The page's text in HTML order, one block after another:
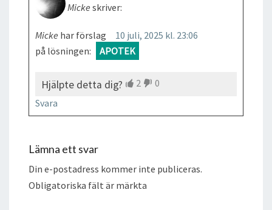
Micke skriver:
10 juli, 2025 kl. 23:06
Micke har förslag
på lösningen:
APOTEK
Hjälpte detta dig? 2
0
Svara
Lämna ett svar
Din e-postadress kommer inte publiceras.
Obligatoriska fält är märkta